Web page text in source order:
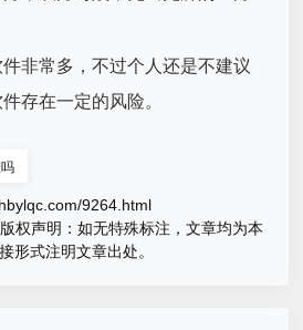
非常多，不过个人还是不建议
存在一定的风险。
9264.html
权声明：如无特殊标注，文章均为本
形式注明文章出处。